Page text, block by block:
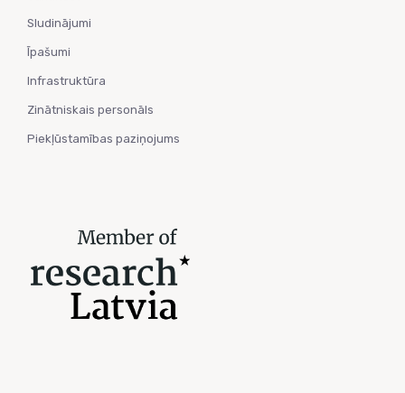
Sludinājumi
Īpašumi
Infrastruktūra
Zinātniskais personāls
Piekļūstamības paziņojums